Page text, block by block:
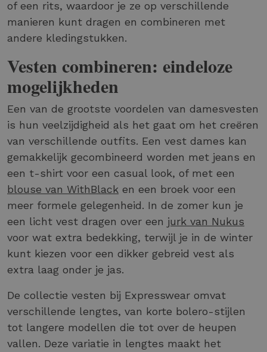
of een rits, waardoor je ze op verschillende
manieren kunt dragen en combineren met
andere kledingstukken.
Vesten combineren: eindeloze
mogelijkheden
Een van de grootste voordelen van damesvesten
is hun veelzijdigheid als het gaat om het creëren
van verschillende outfits. Een vest dames kan
gemakkelijk gecombineerd worden met jeans en
een t-shirt voor een casual look, of met een
blouse van WithBlack en een broek voor een
meer formele gelegenheid. In de zomer kun je
een licht vest dragen over een jurk van Nukus
voor wat extra bedekking, terwijl je in de winter
kunt kiezen voor een dikker gebreid vest als
extra laag onder je jas.
De collectie vesten bij Expresswear omvat
verschillende lengtes, van korte bolero-stijlen
tot langere modellen die tot over de heupen
vallen. Deze variatie in lengtes maakt het